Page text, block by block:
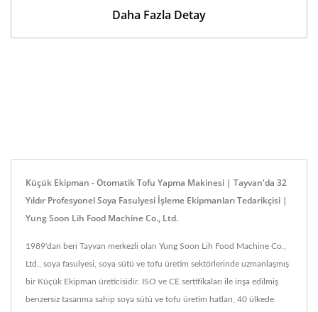
Daha Fazla Detay
Küçük Ekipman - Otomatik Tofu Yapma Makinesi | Tayvan'da 32
Yıldır Profesyonel Soya Fasulyesi İşleme Ekipmanları Tedarikçisi |
Yung Soon Lih Food Machine Co., Ltd.
1989'dan beri Tayvan merkezli olan Yung Soon Lih Food Machine Co.,
Ltd., soya fasulyesi, soya sütü ve tofu üretim sektörlerinde uzmanlaşmış
bir Küçük Ekipman üreticisidir. ISO ve CE sertifikaları ile inşa edilmiş
benzersiz tasarıma sahip soya sütü ve tofu üretim hatları, 40 ülkede